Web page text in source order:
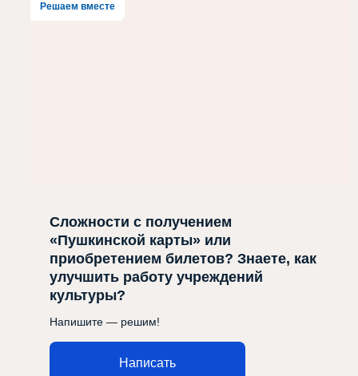
Решаем вместе
Сложности с получением
«Пушкинской карты» или
приобретением билетов? Знаете, как
улучшить работу учреждений
культуры?
Напишите — решим!
Написать